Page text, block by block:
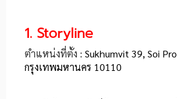
1. Storyline
ตำแหน่งที่ตั้ง : Sukhumvit 39, Soi
กรุงเทพมหานคร 10110